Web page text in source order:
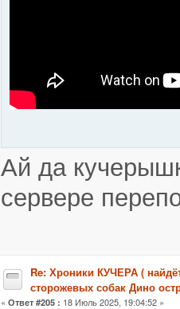
Ай да
сервере
Re: Хроники КУЧЕРА (
сторожевых собак Дино
« Ответ #205 : 18 Июль 2025, 19:04:52 »